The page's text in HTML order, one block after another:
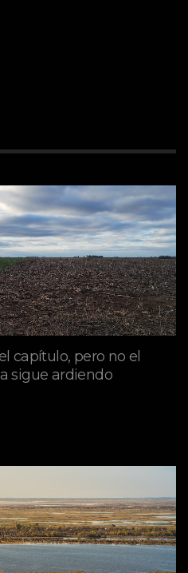
capítulo, pero no el
sigue ardiendo